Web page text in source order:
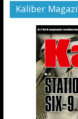
Kaliber